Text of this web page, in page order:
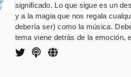
significado. Lo que sigue es un
y a la magia que nos regala
debería ser) como la música.
tema viene detrás de la emoción,